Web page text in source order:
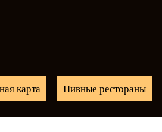
карта Пивные рестораны